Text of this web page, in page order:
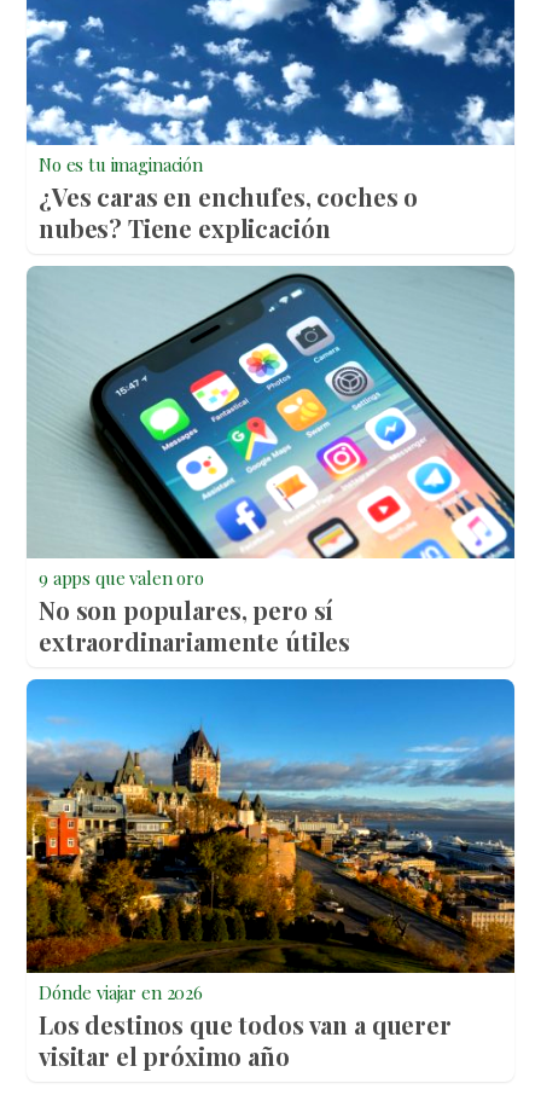
No es tu imaginación
¿Ves caras en enchufes, coches o
nubes? Tiene explicación
9 apps que valen oro
No son populares, pero sí
extraordinariamente útiles
Dónde viajar en 2026
Los destinos que todos van a querer
visitar el próximo año